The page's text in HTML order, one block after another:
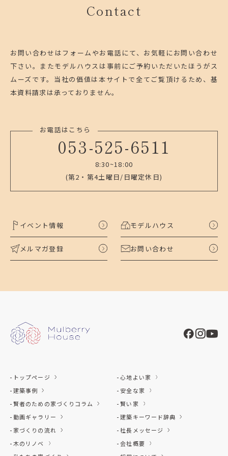
Contact
お問い合わせはフォームやお電話にて、お気軽にお問い合わせ
下さい。 またモデルハウスは事前にご予約いただいたほうがス
ムーズです。 当社の価値は本サイトで全てご覧頂けるため、基
本資料請求は承っておりません。
お電話はこちら
053-525-6511
8:30~18:00
(第2・第4土曜日/日曜定休日)
イベント情報 モデルハウス
メルマガ登録 お問い合わせ
トップページ
建築事例
賢者のための家づくりコラム
動画ギャラリー
家づくりの流れ
木のリノベ
心地よい家
安全な家
賢い家
建築キーワード辞典
社長メッセージ
会社概要